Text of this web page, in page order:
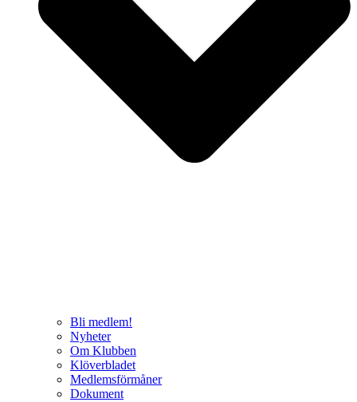
Bli medlem!
Nyheter
Om Klubben
Klöverbladet
Medlemsförmåner
Dokument